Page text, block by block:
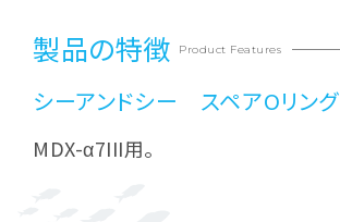
製品の特徴 Product Features
シーアンドシー スペアOリング
MDX-α7III用。